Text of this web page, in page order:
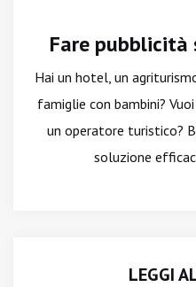
Fare pubblicità
Hai un hotel, un
famiglie con bambini?
un operatore turistico?
soluzione
LEGGI